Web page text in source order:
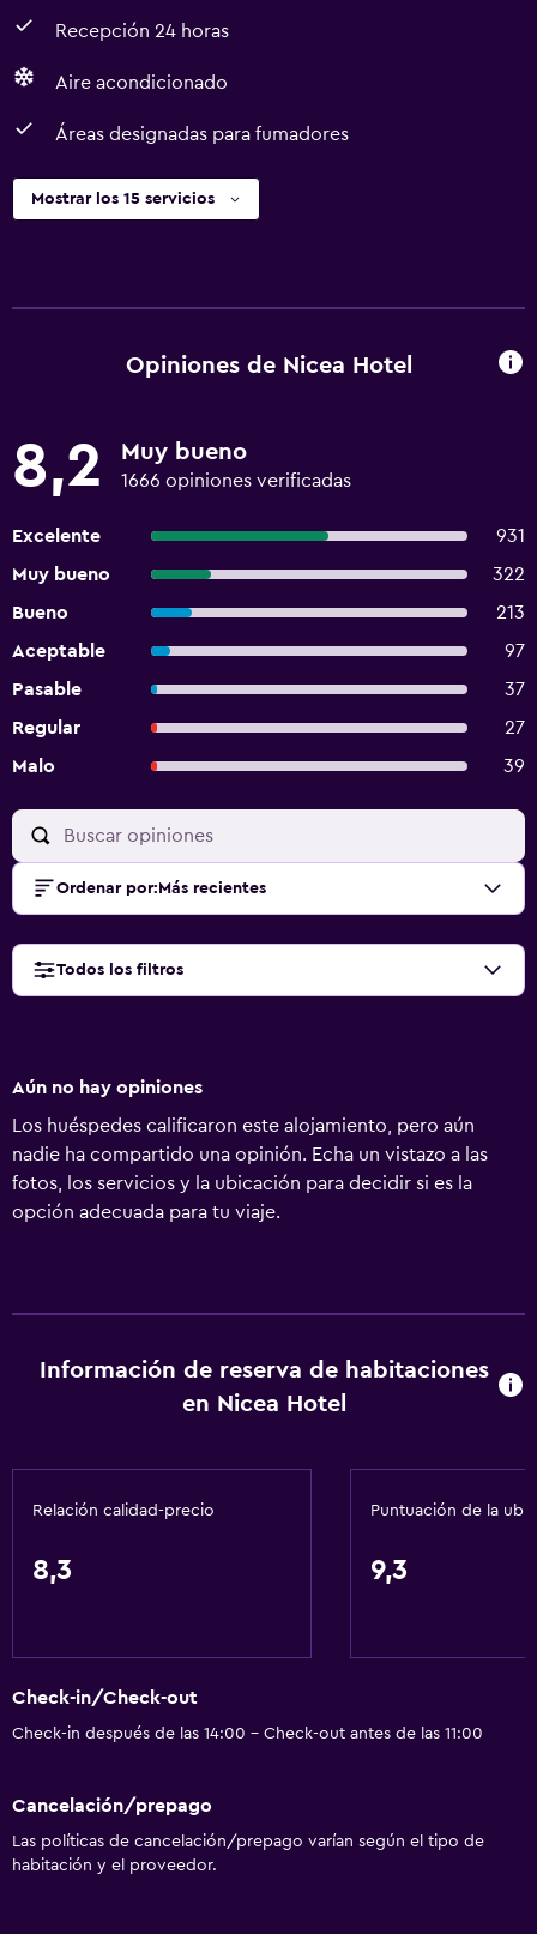
Recepción 24 horas
Aire acondicionado
Áreas designadas para fumadores
Mostrar los 15 servicios
Opiniones de Nicea Hotel
8,2 Muy bueno
1666 opiniones verificadas
Excelente
931
Muy bueno
322
Bueno
213
Aceptable
97
Pasable
37
Regular
27
Malo
39
Ordenar por: Más recientes
Todos los filtros
Aún no hay opiniones
Los huéspedes calificaron este alojamiento, pero aún
nadie ha compartido una opinión. Echa un vistazo a las
fotos, los servicios y la ubicación para decidir si es la
opción adecuada para tu viaje.
Información de reserva de habitaciones
en Nicea Hotel
Relación calidad-precio
8,3
Puntuación de la
9,3
Check-in/Check-out
Check-in después de las 14:00 - Check-out antes de las 11:00
Cancelación/prepago
Las políticas de cancelación/prepago varían según el tipo de
habitación y el proveedor.